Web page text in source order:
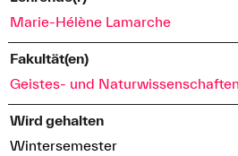
Marie-Hélène Lamarche
Fakultät(en)
Geistes- und Naturwissenschaften
Wird gehalten
Wintersemester